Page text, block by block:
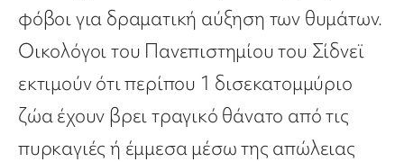
φόβοι για δραματική αύξηση των θυμάτων.
Οικολόγοι του Πανεπιστημίου του Σίδνεϊ
εκτιμούν ότι περίπου 1 δισεκατομμύριο
ζώα έχουν βρει τραγικό θάνατο από τις
πυρκαγιές ή έμμεσα μέσω της απώλειας